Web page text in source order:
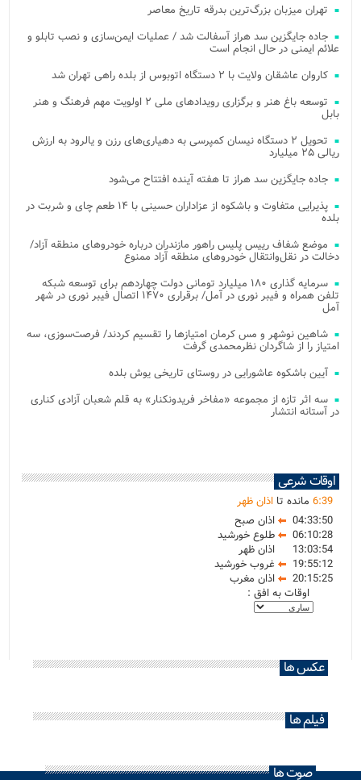
تهران میزبان بزرگ‌ترین بدرقه تاریخ معاصر
جاده جایگزین سد هراز آسفالت شد / عملیات ایمن‌سازی و نصب تابلو و
علائم ایمنی در حال انجام است
کاروان عاشقان ولایت با ۲ دستگاه اتوبوس از بلده راهی تهران شد
توسعه باغ هنر و برگزاری رویدادهای ملی ۲ اولویت مهم فرهنگ و هنر
بابل
تحویل ۲ دستگاه نیسان کمپرسی به دهیاری‌های رزن و یالرود به ارزش
ریالی ۲۵ میلیارد
جاده جایگزین سد هراز تا هفته آینده افتتاح می‌شود
پذیرایی متفاوت و باشکوه از عزاداران حسینی با ۱۴ طعم چای و شربت در
بلده
موضع شفاف رییس پلیس راهور مازندران درباره خودروهای منطقه آزاد/
دخالت در نقل‌وانتقال خودروهای منطقه آزاد ممنوع
سرمایه گذاری ۱۸۰ میلیارد تومانی دولت چهاردهم برای توسعه شبکه
تلفن همراه و فیبر نوری در آمل/ برقراری ۱۴۷۰ اتصال فیبر نوری در شهر
آمل
شاهین نوشهر و مس کرمان امتیازها را تقسیم کردند/ فرصت‌سوزی، سه
امتیاز را از شاگردان نظرمحمدی گرفت
آیین باشکوه عاشورایی در روستای تاریخی یوش بلده
سه اثر تازه از مجموعه «مفاخر فریدونکنار» به قلم شعبان آزادی کناری
در آستانه انتشار
اوقات شرعی
6:39 مانده تااذان ظهر
04:33:50
اذان صبح
06:10:28
طلوع خورشید
13:03:54
اذان ظهر
19:55:12
غروب خورشید
20:15:25
اذان مغرب
اوقات به افق :
عکس ها
فیلم ها
صوت ها